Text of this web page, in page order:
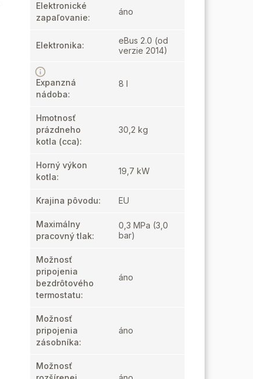
Elektronické
zapaľovanie:
áno
Elektronika:
eBus 2.0 (od
verzie 2014)
Expanzná
nádoba:
8 l
Hmotnosť
prázdneho
kotla (cca):
30,2 kg
Horný výkon
kotla:
19,7 kW
Krajina pôvodu: EU
Maximálny
pracovný tlak:
0,3 MPa (3,0
bar)
Možnosť
pripojenia
bezdrôtového
termostatu:
áno
Možnosť
pripojenia
zásobníka:
áno
Možnosť